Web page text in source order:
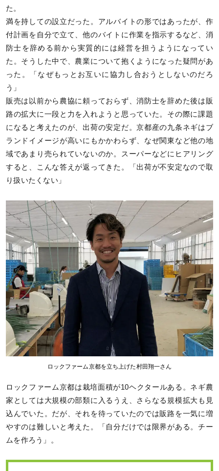
た。
満を持しての設立だった。アルバイトの形ではあったが、作
付計画を自分で立て、他のバイトに作業を指示するなど、消
防士を辞める前から実質的には経営を担うようになってい
た。そうした中で、農業について抱くようになった疑問があ
った。「なぜもっとお互いに協力し合おうとしないのだろ
う」
販売は以前から農協に頼っておらず、消防士を辞めた後は販
路の拡大に一段と力を入れようと思っていた。その際に課題
になると考えたのが、出荷の安定だ。京都産の九条ネギはブ
ランドイメージが高いにもかかわらず、なぜ関東など他の地
域であまり売られていないのか。スーパーなどにヒアリング
すると、こんな答えが返ってきた。「出荷が不安定なので取
り扱いたくない」
ロックファーム京都を立ち上げた村田翔一さん
ロックファーム京都は栽培面積が10ヘクタールある。ネギ農
家としては大規模の部類に入るうえ、さらなる規模拡大も見
込んでいた。だが、それを待っていたのでは販路を一気に増
やすのは難しいと考えた。「自分だけでは限界がある。チー
ムを作ろう」。